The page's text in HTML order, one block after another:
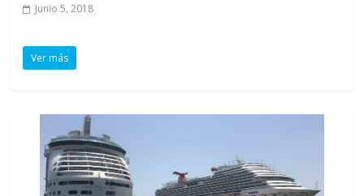
Junio 5, 2018
Ver más